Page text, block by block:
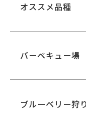
オススメ品種
バーベキュー場
ブルーベリー狩り